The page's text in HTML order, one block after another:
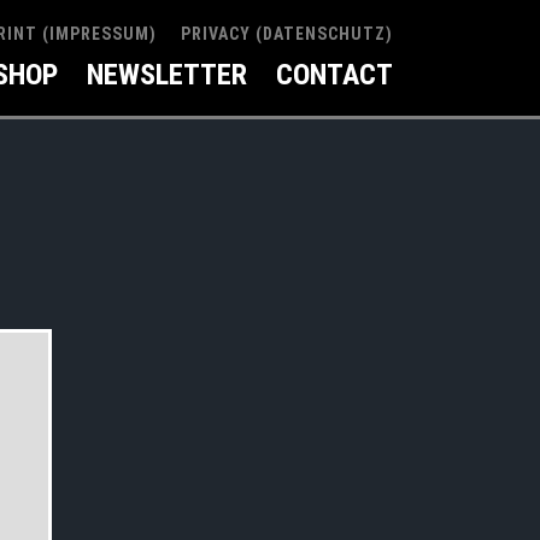
(IMPRESSUM) PRIVACY (DATENSCHUTZ)
NEWSLETTER CONTACT